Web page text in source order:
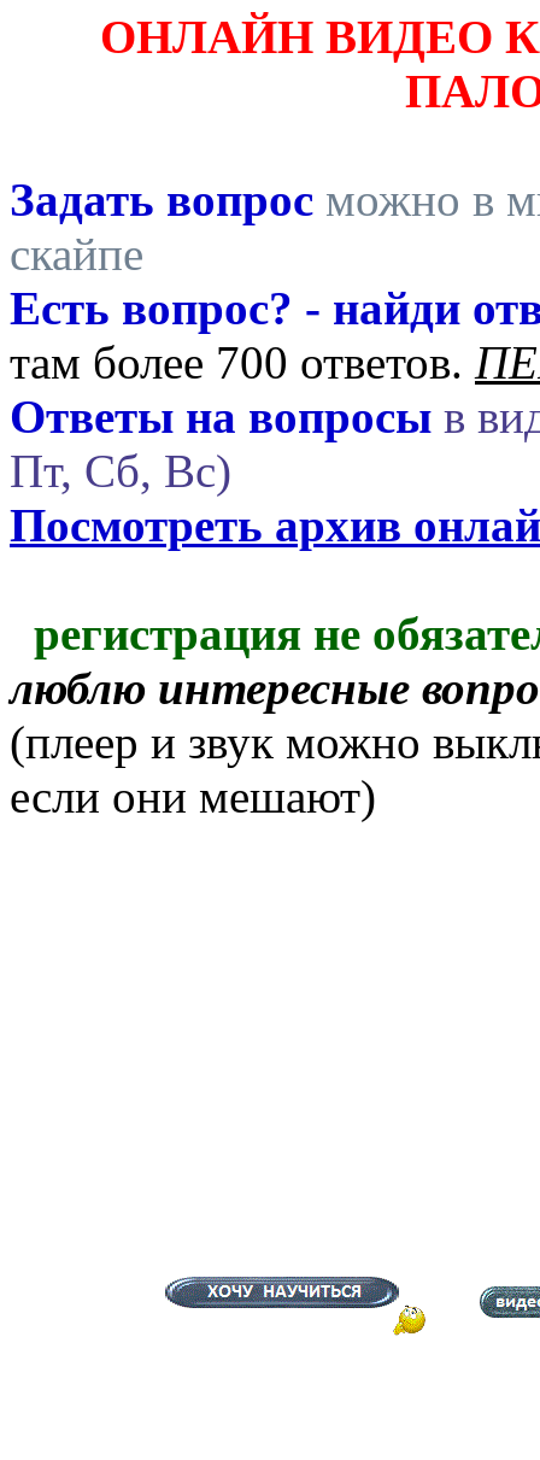
ОНЛАЙН ВИДЕО
Задать вопрос можно в
скайпе
Есть вопрос? - найди
там более 700 ответов.
Ответы на вопросы в
Пт, Сб, Вс)
Посмотреть архив
регистрация не
люблю интересные
(плеер и звук можно
если они мешают)